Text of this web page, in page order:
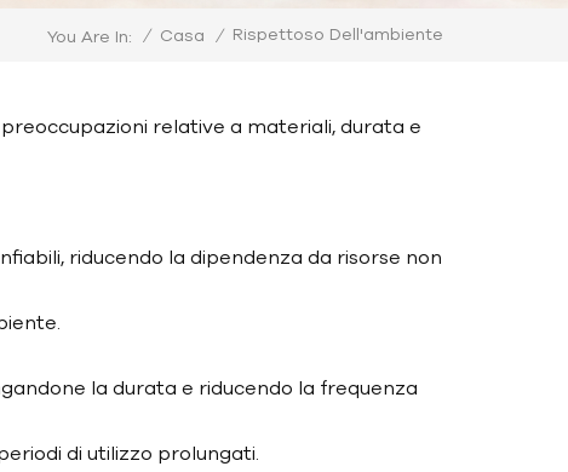
You Are In: / Casa / Rispettoso Dell'ambiente
relative a materiali, durata e
riducendo la dipendenza da risorse non
la durata e riducendo la frequenza
di utilizzo prolungati.